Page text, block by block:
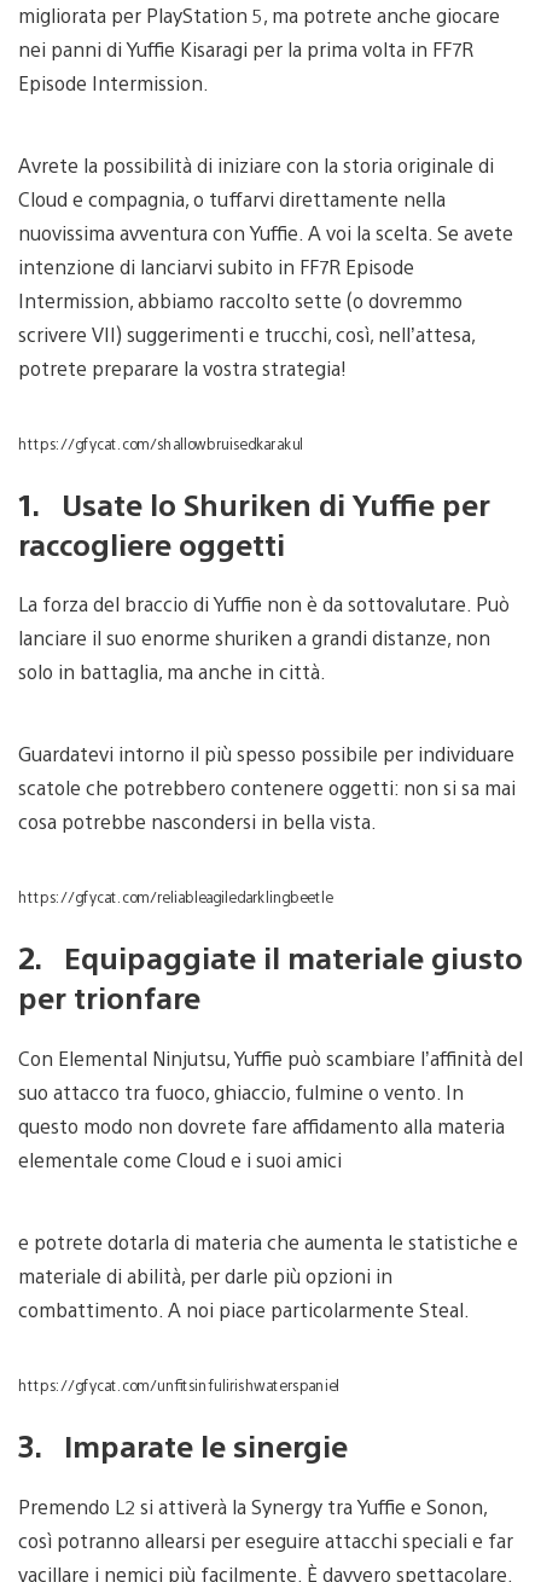
migliorata per PlayStation 5, ma potrete anche giocare
nei panni di Yuffie Kisaragi per la prima volta in FF7R
Episode Intermission.
Avrete la possibilità di iniziare con la storia originale di
Cloud e compagnia, o tuffarvi direttamente nella
nuovissima avventura con Yuffie. A voi la scelta. Se avete
intenzione di lanciarvi subito in FF7R Episode
Intermission, abbiamo raccolto sette (o dovremmo
scrivere VII) suggerimenti e trucchi, così, nell’attesa,
potrete preparare la vostra strategia!
https://gfycat.com/shallowbruisedkarakul
1. Usate lo Shuriken di Yuffie per
raccogliere oggetti
La forza del braccio di Yuffie non è da sottovalutare. Può
lanciare il suo enorme shuriken a grandi distanze, non
solo in battaglia, ma anche in città.
Guardatevi intorno il più spesso possibile per individuare
scatole che potrebbero contenere oggetti: non si sa mai
cosa potrebbe nascondersi in bella vista.
https://gfycat.com/reliableagiledarklingbeetle
2. Equipaggiate il materiale giusto
per trionfare
Con Elemental Ninjutsu, Yuffie può scambiare l’affinità del
suo attacco tra fuoco, ghiaccio, fulmine o vento. In
questo modo non dovrete fare affidamento alla materia
elementale come Cloud e i suoi amici
e potrete dotarla di materia che aumenta le statistiche e
materiale di abilità, per darle più opzioni in
combattimento. A noi piace particolarmente Steal.
https://gfycat.com/unfitsinfulirishwaterspaniel
3. Imparate le sinergie
Premendo L2 si attiverà la Synergy tra Yuffie e Sonon,
così potranno allearsi per eseguire attacchi speciali e far
vacillare i nemici più facilmente. È davvero spettacolare.